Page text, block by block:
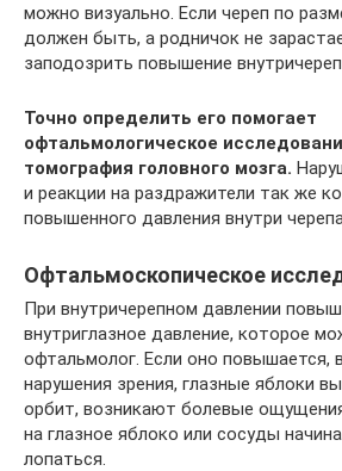
можно визуально. Если череп по
должен быть, а родничок не
заподозрить повышение
Точно определить его помогает
офтальмологическое
томография головного мозга.
и реакции на раздражители так же
повышенного давления внутри
Офтальмоскопическое
При внутричерепном давлении
внутриглазное давление, которое
офтальмолог. Если оно повышается,
нарушения зрения, глазные яблоки
орбит, возникают болевые
на глазное яблоко или сосуды
лопаться.